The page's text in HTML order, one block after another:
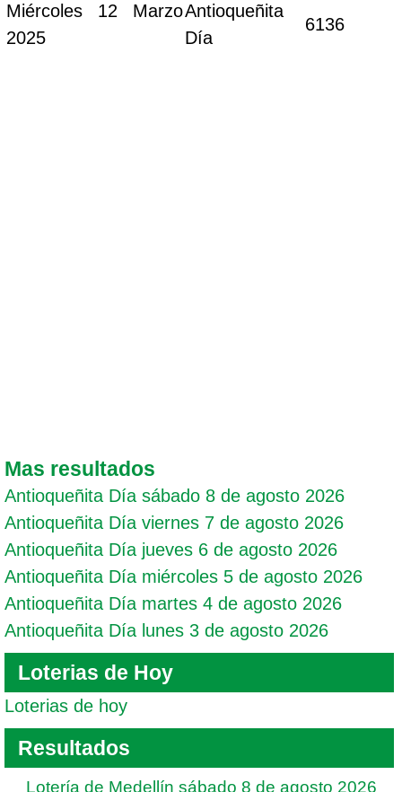
Miércoles 12 Marzo
2025
Antioqueñita
Día
6136
Mas resultados
Antioqueñita Día sábado 8 de agosto 2026
Antioqueñita Día viernes 7 de agosto 2026
Antioqueñita Día jueves 6 de agosto 2026
Antioqueñita Día miércoles 5 de agosto 2026
Antioqueñita Día martes 4 de agosto 2026
Antioqueñita Día lunes 3 de agosto 2026
Loterias de Hoy
Loterias de hoy
Resultados
Lotería de Medellín sábado 8 de agosto 2026